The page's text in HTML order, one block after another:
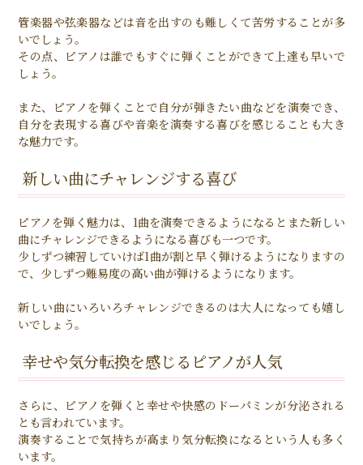
管楽器や弦楽器などは音を出すのも難しくて苦労することが多
いでしょう。
その点、ピアノは誰でもすぐに弾くことができて上達も早いで
しょう。
また、ピアノを弾くことで自分が弾きたい曲などを演奏でき、
自分を表現する喜びや音楽を演奏する喜びを感じることも大き
な魅力です。
新しい曲にチャレンジする喜び
ピアノを弾く魅力は、1曲を演奏できるようになるとまた新しい
曲にチャレンジできるようになる喜びも一つです。
少しずつ練習していけば1曲が割と早く弾けるようになりますの
で、少しずつ難易度の高い曲が弾けるようになります。
新しい曲にいろいろチャレンジできるのは大人になっても嬉し
いでしょう。
幸せや気分転換を感じるピアノが人気
さらに、ピアノを弾くと幸せや快感のドーパミンが分泌される
とも言われています。
演奏することで気持ちが高まり気分転換になるという人も多く
います。